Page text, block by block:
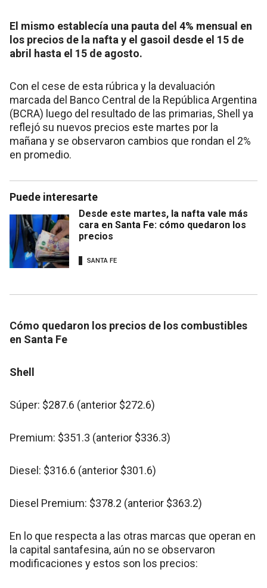
El mismo establecía una pauta del 4% mensual en
los precios de la nafta y el gasoil desde el 15 de
abril hasta el 15 de agosto.
Con el cese de esta rúbrica y la devaluación
marcada del Banco Central de la República Argentina
(BCRA) luego del resultado de las primarias, Shell ya
reflejó su nuevos precios este martes por la
mañana y se observaron cambios que rondan el 2%
en promedio.
Puede interesarte
Desde este martes, la nafta vale más
cara en Santa Fe: cómo quedaron los
precios
SANTA FE
Cómo quedaron los precios de los combustibles
en Santa Fe
Shell
Súper: $287.6 (anterior $272.6)
Premium: $351.3 (anterior $336.3)
Diesel: $316.6 (anterior $301.6)
Diesel Premium: $378.2 (anterior $363.2)
En lo que respecta a las otras marcas que operan en
la capital santafesina, aún no se observaron
modificaciones y estos son los precios: